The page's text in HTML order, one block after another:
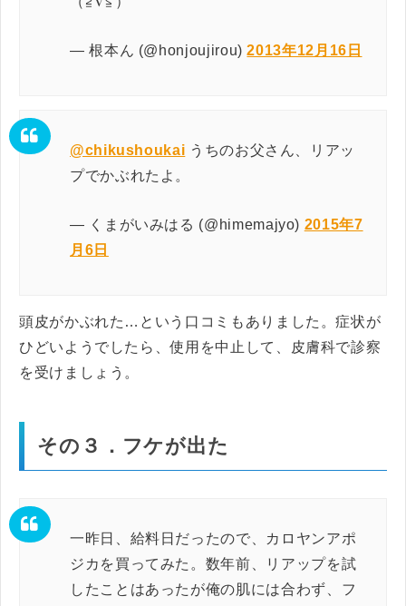
— 根本ん (@honjoujirou)2013年12月16日
@chikushoukai うちのお父さん、リアッ
プでかぶれたよ。
— くまがいみはる (@himemajyo) 2015年7
月6日
頭皮がかぶれた…という口コミもありました。症状が
ひどいようでしたら、使用を中止して、皮膚科で診察
を受けましょう。
その３．フケが出た
一昨日、給料日だったので、カロヤンアポ
ジカを買ってみた。数年前、リアップを試
したことはあったが俺の肌には合わず、フ